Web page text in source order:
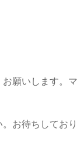
願いします。
お待ちしてお